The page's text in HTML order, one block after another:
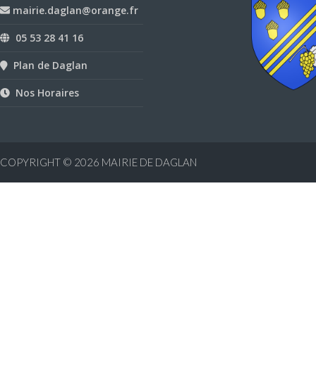
mairie.daglan@orange.fr
05 53 28 41 16
Plan de Daglan
Nos Horaires
COPYRIGHT © 2026 MAIRIE DE DAGLAN